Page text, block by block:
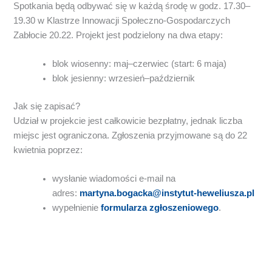
Spotkania będą odbywać się w każdą środę w godz. 17.30–
19.30 w Klastrze Innowacji Społeczno-Gospodarczych
Zabłocie 20.22. Projekt jest podzielony na dwa etapy:
blok wiosenny: maj–czerwiec (start: 6 maja)
blok jesienny: wrzesień–październik
Jak się zapisać?
Udział w projekcie jest całkowicie bezpłatny, jednak liczba
miejsc jest ograniczona. Zgłoszenia przyjmowane są do 22
kwietnia poprzez:
wysłanie wiadomości e-mail na
adres: martyna.bogacka@instytut-heweliusza.pl
wypełnienie formularza zgłoszeniowego.